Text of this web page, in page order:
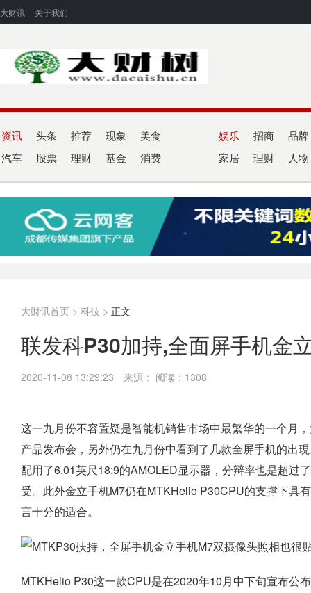
大财讯 关于我们
资讯 头条 推荐 现象 美食
汽车 股票 理财 基金 消费
娱乐 招商 品牌
家居 理财 人物
大财讯首页 > 科技 > 正文
联发科P30加持,全面屏手机金
2020-11-08 13:29:23 来源： 阅读：1308
这一九月份不容置疑是智能机销售市场中最繁华的一个月
产品发布会，另外仍在九月份中看到了几款全屏手机的出
配用了6.01英尺18:9的AMOLED显示器，分辩率也是超过
受。此外金立手机M7仍在MTKHelio P30CPU的支撑下具
言十分的适合。
MTKHelio P30这一款CPU是在2020年10月中下旬宣布公